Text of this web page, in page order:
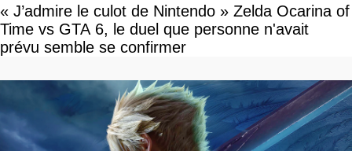
« J’admire le culot de Nintendo » Zelda Ocarina of
Time vs GTA 6, le duel que personne n'avait
prévu semble se confirmer